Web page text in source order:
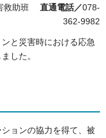
救助班 直通電話／078-
362-9982
と災害時における応急
した。
ョンの協力を得て、被